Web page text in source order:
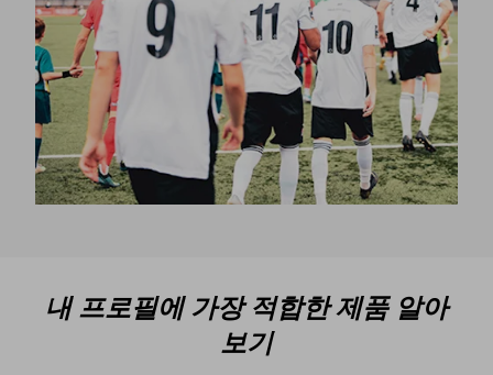
내 프로필에 가장 적합한 제품 알아
보기